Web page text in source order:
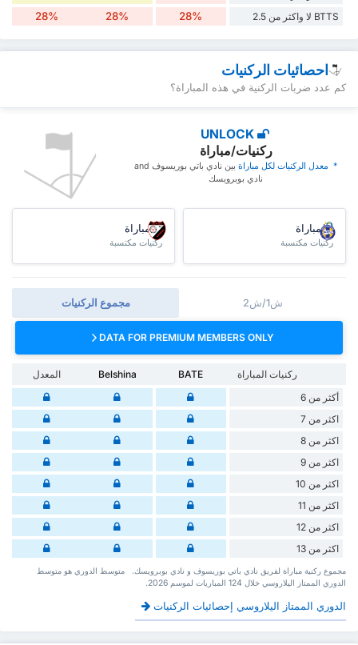
BTTS لا واكثر من 2.5 28%
28%
28%
احصائيات الركنيات
كم عدد ضربات الركنية في هذه المباراة؟
UNLOCK
ركنيات/مباراة
* ‏ ‏معدل الركنيات لكل مباراة
‏بين نادي باتي بوريسوف and
نادي بوبرويسك
/مباراة
ركنيات مكتسبة
/مباراة
ركنيات مكتسبة
مجموع الركنيات ش1/ش2
DATA FOR PREMIUM MEMBERS ONLY
ركنيات المباراة BATE
Belshina
المعدل
أكثر من 6
اكثر من 7
اكثر من 8
اكثر من 9
اكثر من 10
اكثر من 11
اكثر من 12
اكثر من 13
‏مجموع ركنية مباراة لفريق نادي باتي بوريسوف و نادي بوبرويسك. ‏‏ ‏ ‏متوسط الدوري هو متوسط
الدوري الممتاز اليلاروسي ‏خلال 124 ‏المباريات لموسم 2026.
الدوري الممتاز اليلاروسي إحصائيات الركنيات